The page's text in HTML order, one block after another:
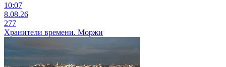
10:07
8.08.26
277
Хранители времени. Моржи